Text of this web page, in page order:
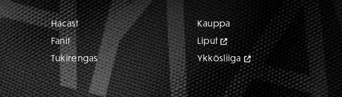
Hacast
Fanit
Tukirengas
Kauppa
Liput
Ykkösliiga